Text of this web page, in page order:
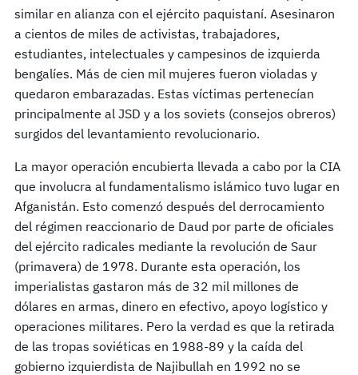
similar en alianza con el ejército paquistaní. Asesinaron
a cientos de miles de activistas, trabajadores,
estudiantes, intelectuales y campesinos de izquierda
bengalíes. Más de cien mil mujeres fueron violadas y
quedaron embarazadas. Estas víctimas pertenecían
principalmente al JSD y a los soviets (consejos obreros)
surgidos del levantamiento revolucionario.
La mayor operación encubierta llevada a cabo por la CIA
que involucra al fundamentalismo islámico tuvo lugar en
Afganistán. Esto comenzó después del derrocamiento
del régimen reaccionario de Daud por parte de oficiales
del ejército radicales mediante la revolución de Saur
(primavera) de 1978. Durante esta operación, los
imperialistas gastaron más de 32 mil millones de
dólares en armas, dinero en efectivo, apoyo logístico y
operaciones militares. Pero la verdad es que la retirada
de las tropas soviéticas en 1988-89 y la caída del
gobierno izquierdista de Najibullah en 1992 no se